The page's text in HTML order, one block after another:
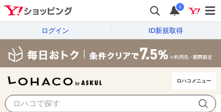
i
ログイン ID新規取得
ロハコメニュー
まくらカバー（無印良品） 対象商品